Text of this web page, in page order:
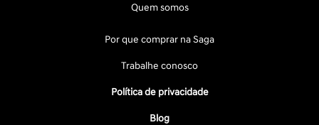
Quem somos
Por que comprar na Saga
Trabalhe conosco
Política de privacidade
Blog